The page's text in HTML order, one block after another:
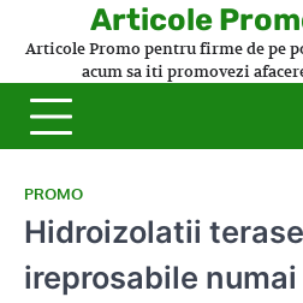
Articole
Articole Promo pentru firme de pe
acum sa iti promovezi
PROMO
Hidroizolatii
ireprosabile numai